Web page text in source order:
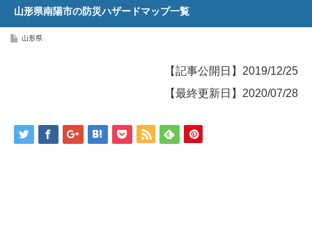
山形県南陽市の防災ハザードマップ一覧
山形県
【記事公開日】2019/12/25
【最終更新日】2020/07/28